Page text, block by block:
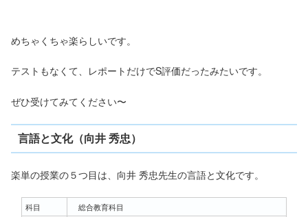
めちゃくちゃ楽らしいです。
テストもなくて、レポートだけでS評価だったみたいです。
ぜひ受けてみてください〜
言語と文化（向井 秀忠）
楽単の授業の５つ目は、向井 秀忠先生の言語と文化です。
科目
総合教育科目